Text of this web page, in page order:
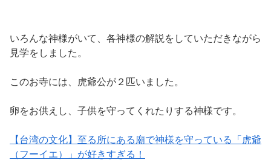
いろんな神様がいて、各神様の解説をしていただきながら
見学をしました。
このお寺には、虎爺公が２匹いました。
卵をお供えし、子供を守ってくれたりする神様です。
【台湾の文化】至る所にある廟で神様を守っている「虎爺
（フーイエ）」が好きすぎる！